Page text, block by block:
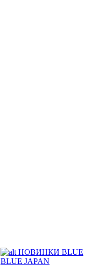
НОВИНКИ BLUE
BLUE JAPAN